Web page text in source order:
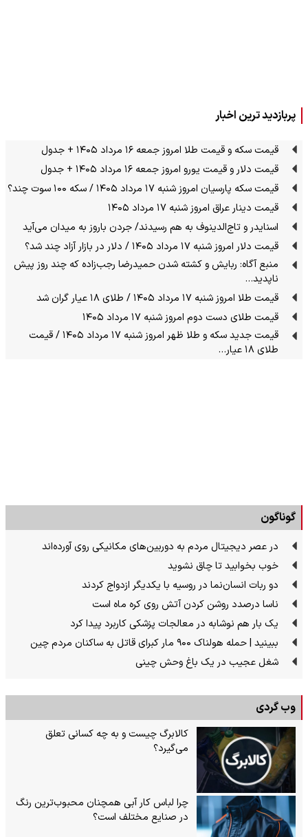
پربازدید ترین اخبار
قیمت سکه و قیمت طلا امروز جمعه ۱۶ مرداد ۱۴۰۵ + جدول
قیمت دلار و قیمت یورو امروز جمعه ۱۶ مرداد ۱۴۰۵ + جدول
قیمت سکه پارسیان امروز شنبه ۱۷ مرداد ۱۴۰۵ / سکه ۱۰۰ سوت چند؟
قیمت دینار عراق امروز شنبه ۱۷ مرداد ۱۴۰۵
اسنایدر و تاج‌الدینوف به هم رسیدند/ جردن باروز به میدان می‌آید
قیمت دلار امروز شنبه ۱۷ مرداد ۱۴۰۵ / دلار در بازار آزاد چند شد؟
منبع آگاه: ربایش و کشته شدن حمیدرضا رجب‌زاده که چند روز پیش
ناپدید…
قیمت طلا امروز شنبه ۱۷ مرداد ۱۴۰۵ / طلای ۱۸ عیار گران شد
قیمت طلای دست دوم امروز شنبه ۱۷ مرداد ۱۴۰۵
قیمت جدید سکه و طلا ظهر امروز شنبه ۱۷ مرداد ۱۴۰۵ / قیمت
طلای ۱۸ عیار…
گوناگون
در عصر دیجیتال مردم به دوربین‌های مکانیکی روی آورده‌اند
خوب بخوابید تا چاق نشوید
دو ربات انسان‌نما در روسیه با یکدیگر ازدواج کردند
ناسا درصدد روشن کردن آتش روی کره ماه است
یک بار هم نوشابه در معالجات پزشکی کاربرد پیدا کرد
ببینید | حمله هولناک ۹۰۰ مار کبرای قاتل به ساکنان مردم چین
شغل عجیب در یک باغ وحش چینی
وب گردی
کالابرگ چیست و به چه کسانی تعلق
می‌گیرد؟
چرا لباس کار آبی همچنان محبوب‌ترین رنگ
در صنایع مختلف است؟